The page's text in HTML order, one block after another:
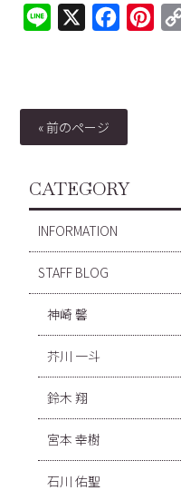
Line
« 前のページ
CATEGORY
INFORMATION
STAFF BLOG
神崎 馨
芥川 一斗
鈴木 翔
宮本 幸樹
石川 佑聖